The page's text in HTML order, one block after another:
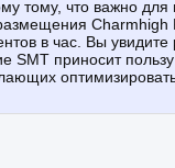
тому, что важно
Charmhigh
в час. Вы
SMT приносит